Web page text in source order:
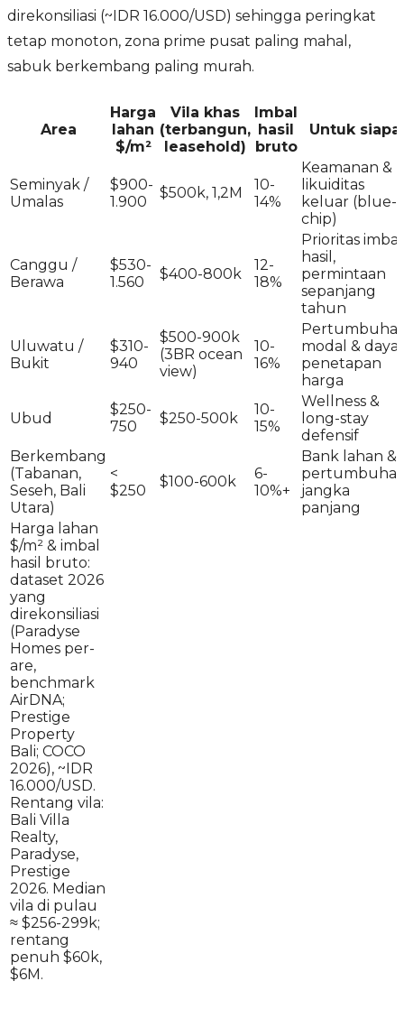
direkonsiliasi (~IDR 16.000/USD) sehingga peringkat
tetap monoton, zona prime pusat paling mahal,
sabuk berkembang paling murah.
Area
Harga
lahan
$/m²
Vila khas
(terbangun,
leasehold)
Imbal
hasil
bruto
Untuk siapa
Seminyak /
Umalas
$900-
1.900
$500k, 1,2M
10-
14%
Keamanan &
likuiditas
keluar (blue-
chip)
Canggu /
Berawa
$530-
1.560
$400-800k
12-
18%
Prioritas imbal
hasil,
permintaan
sepanjang
tahun
Uluwatu /
Bukit
$310-
940
$500-900k
(3BR ocean
view)
10-
16%
modal & daya
penetapan
harga
Ubud
$250-
750
$250-500k
10-
15%
Wellness &
long-stay
defensif
Berkembang
(Tabanan,
Seseh, Bali
Utara)
<
$250
$100-600k
6-
10%+
Bank lahan &
jangka
panjang
Harga lahan
$/m² & imbal
hasil bruto:
dataset 2026
yang
direkonsiliasi
(Paradyse
Homes per-
are,
benchmark
AirDNA;
Prestige
Property
Bali; COCO
2026), ~IDR
16.000/USD.
Rentang vila:
Bali Villa
Realty,
Paradyse,
Prestige
2026. Median
vila di pulau
≈ $256-299k;
rentang
penuh $60k,
$6M.